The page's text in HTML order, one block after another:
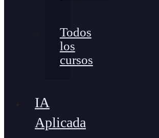
Todos
los
cursos
IA
Aplicada